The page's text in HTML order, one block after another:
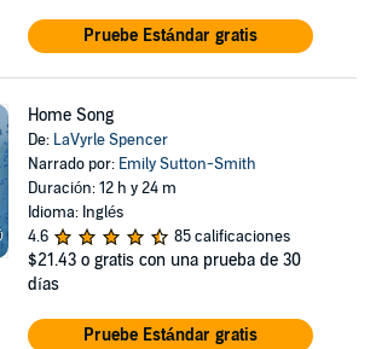
Pruebe Estándar gratis
Home Song
De: LaVyrle Spencer
Narrado por: Emily Sutton-Smith
Duración: 12 h y 24 m
Idioma: Inglés
4.6
85 calificaciones
$21.43 o gratis con una prueba de 30
días
Pruebe Estándar gratis